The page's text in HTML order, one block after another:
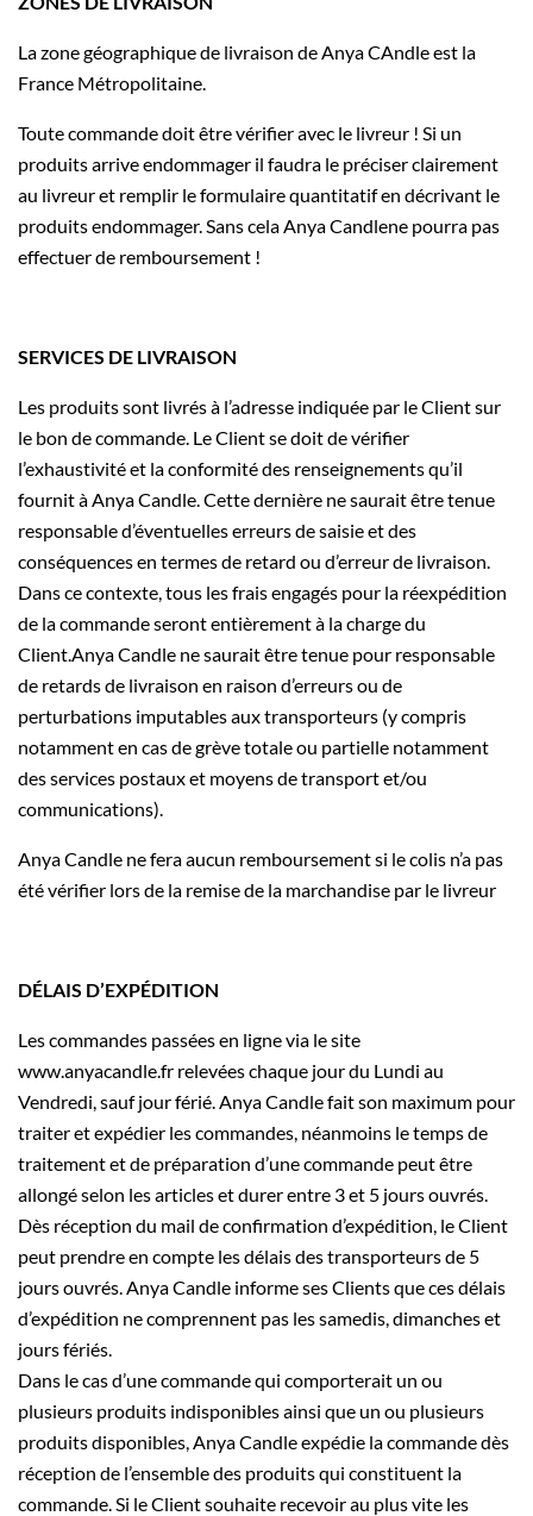
La zone géographique de livraison de Anya CAndle est la
France Métropolitaine.
Toute commande doit être vérifier avec le livreur ! Si un
produits arrive endommager il faudra le préciser clairement
au livreur et remplir le formulaire quantitatif en décrivant le
produits endommager. Sans cela Anya Candlene pourra pas
effectuer de remboursement !
SERVICES DE LIVRAISON
Les produits sont livrés à l’adresse indiquée par le Client sur
le bon de commande. Le Client se doit de vérifier
l’exhaustivité et la conformité des renseignements qu’il
fournit à Anya Candle. Cette dernière ne saurait être tenue
responsable d’éventuelles erreurs de saisie et des
conséquences en termes de retard ou d’erreur de livraison.
Dans ce contexte, tous les frais engagés pour la réexpédition
de la commande seront entièrement à la charge du
Client.Anya Candle ne saurait être tenue pour responsable
de retards de livraison en raison d’erreurs ou de
perturbations imputables aux transporteurs (y compris
notamment en cas de grève totale ou partielle notamment
des services postaux et moyens de transport et/ou
communications).
Anya Candle ne fera aucun remboursement si le colis n’a pas
été vérifier lors de la remise de la marchandise par le livreur
DÉLAIS D’EXPÉDITION
Les commandes passées en ligne via le site
www.anyacandle.fr relevées chaque jour du Lundi au
Vendredi, sauf jour férié. Anya Candle fait son maximum pour
traiter et expédier les commandes, néanmoins le temps de
traitement et de préparation d’une commande peut être
allongé selon les articles et durer entre 3 et 5 jours ouvrés.
Dès réception du mail de confirmation d’expédition, le Client
peut prendre en compte les délais des transporteurs de 5
jours ouvrés. Anya Candle informe ses Clients que ces délais
d’expédition ne comprennent pas les samedis, dimanches et
jours fériés.
Dans le cas d’une commande qui comporterait un ou
plusieurs produits indisponibles ainsi que un ou plusieurs
produits disponibles, Anya Candle expédie la commande dès
réception de l’ensemble des produits qui constituent la
commande. Si le Client souhaite recevoir au plus vite les